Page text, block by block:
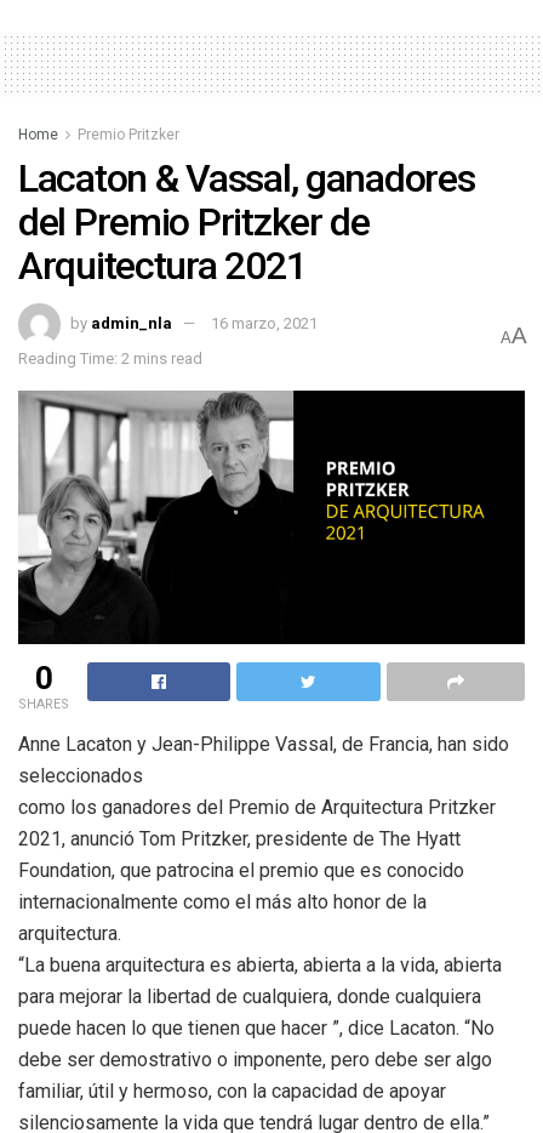
Home Premio Pritzker
Lacaton & Vassal, ganadores
del Premio Pritzker de
Arquitectura 2021
by admin_nla
16 marzo, 2021
Reading Time: 2 mins read
AA
0
SHARES
Anne Lacaton y Jean-Philippe Vassal, de Francia, han sido
seleccionados
como los ganadores del Premio de Arquitectura Pritzker
2021, anunció Tom Pritzker, presidente de The Hyatt
Foundation, que patrocina el premio que es conocido
internacionalmente como el más alto honor de la
arquitectura.
“La buena arquitectura es abierta, abierta a la vida, abierta
para mejorar la libertad de cualquiera, donde cualquiera
puede hacen lo que tienen que hacer ”, dice Lacaton. “No
debe ser demostrativo o imponente, pero debe ser algo
familiar, útil y hermoso, con la capacidad de apoyar
silenciosamente la vida que tendrá lugar dentro de ella.”